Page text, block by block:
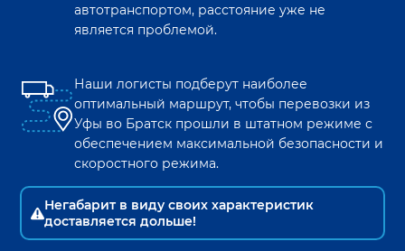
автотранспортом, расстояние уже не
является проблемой.
Наши логисты подберут наиболее
оптимальный маршрут, чтобы перевозки из
Уфы во Братск прошли в штатном режиме с
обеспечением максимальной безопасности и
скоростного режима.
Негабарит в виду своих характеристик
доставляется дольше!